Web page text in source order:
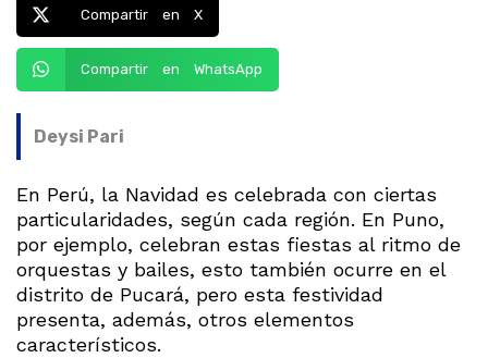
Compartir en X
Compartir en WhatsApp
Deysi Pari
En Perú, la Navidad es celebrada con ciertas
particularidades, según cada región. En Puno,
por ejemplo, celebran estas fiestas al ritmo de
orquestas y bailes, esto también ocurre en el
distrito de Pucará, pero esta festividad
presenta, además, otros elementos
característicos.